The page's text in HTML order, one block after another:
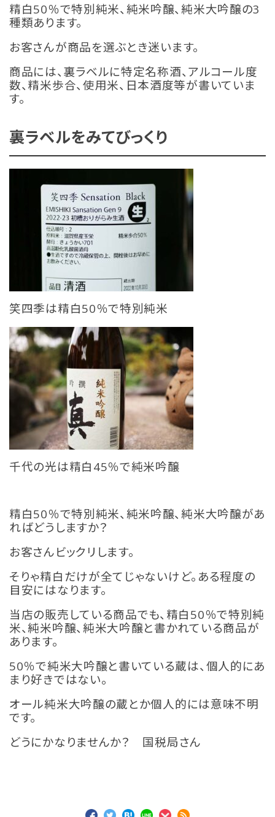
精白50％で特別純米、純米吟醸、純米大吟醸の3
種類あります。
お客さんが商品を選ぶとき迷います。
商品には、裏ラベルに特定名称酒、アルコール度
数、精米歩合、使用米、日本酒度等が書いていま
す。
裏ラベルをみてびっくり
笑四季は精白50％で特別純米
千代の光は精白45％で純米吟醸
精白50％で特別純米、純米吟醸、純米大吟醸があ
ればどうしますか？
お客さんビックリします。
そりゃ精白だけが全てじゃないけど。ある程度の
目安にはなります。
当店の販売している商品でも、精白50％で特別純
米、純米吟醸、純米大吟醸と書かれている商品が
あります。
50％で純米大吟醸と書いている蔵は、個人的にあ
まり好きではない。
オール純米大吟醸の蔵とか個人的には意味不明
です。
どうにかなりませんか？ 国税局さん